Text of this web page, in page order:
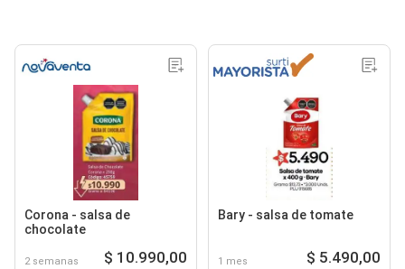
Corona - salsa de
chocolate
2 semanas $ 10.990,00
Bary - salsa de tomate
1 mes $ 5.490,00